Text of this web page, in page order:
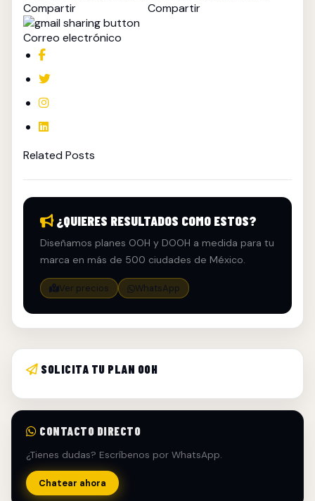
Compartir
Compartir
Correo electrónico
Related Posts
¿QUIERES RESULTADOS COMO ESTOS?
Diseñamos planes OOH y DOOH a medida para tu
marca en más de 500 ciudades de México.
Ver precios WhatsApp
SOLICITA TU PLAN OOH
CONTACTO DIRECTO
¿Tienes dudas? Escríbenos por WhatsApp.
Chatear ahora